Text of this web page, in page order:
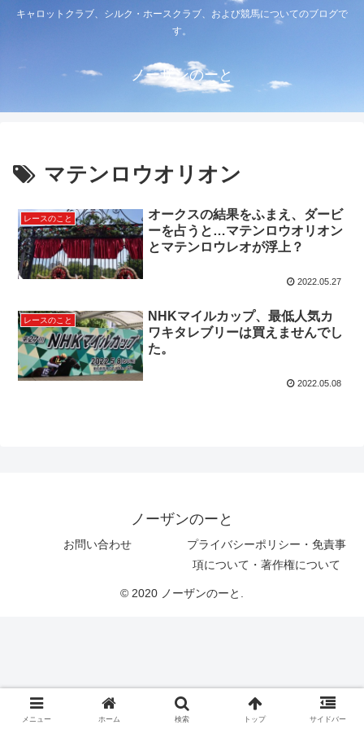
キャロットクラブ、シルク・ホースクラブ、および競馬についてのブログで
す。
ノーザンのーと
マテンロウオリオン
レースのこと
オークスの結果をふまえ、ダービ
ーを占うと…マテンロウオリオン
とマテンロウレオが浮上？
2022.05.27
レースのこと
NHKマイルカップ、最低人気カ
ワキタレブリーは買えませんでし
た。
2022.05.08
ノーザンのーと
お問い合わせ
プライバシーポリシー・免責事
項について・著作権について
© 2020 ノーザンのーと.
メニュー ホーム 検索 トップ サイドバー